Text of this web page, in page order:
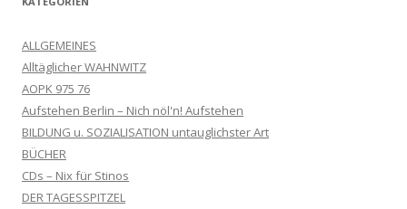
ALLGEMEINES
Alltäglicher WAHNWITZ
AOPK 975 76
Aufstehen Berlin – Nich nöl'n! Aufstehen
BILDUNG u. SOZIALISATION untauglichster Art
BÜCHER
CDs – Nix für Stinos
DER TAGESSPITZEL